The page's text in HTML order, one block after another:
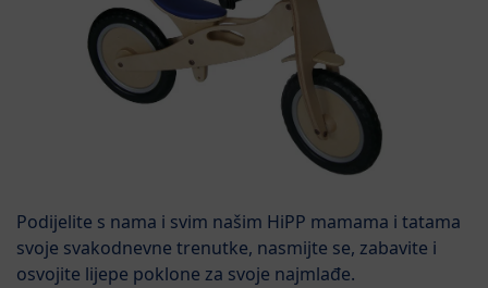
Podijelite s nama i svim našim HiPP mamama i tatama
svoje svakodnevne trenutke, nasmijte se, zabavite i
osvojite lijepe poklone za svoje najmlađe.